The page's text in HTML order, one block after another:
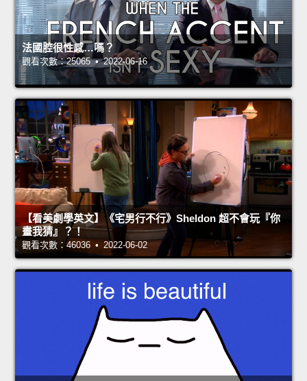
法國腔很性感…嗎？
觀看次數：25065 • 2022-06-16
【看美劇學英文】《宅男行不行》Sheldon 超不會玩『你
畫我猜』？！
觀看次數：46036 • 2022-06-02